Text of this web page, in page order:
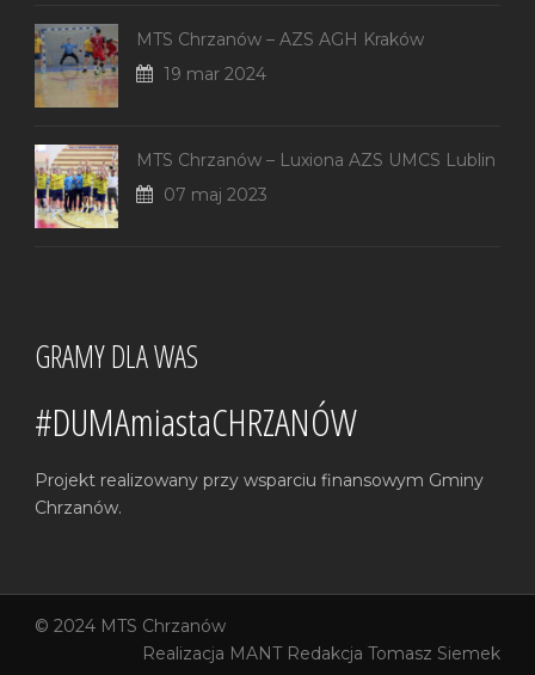
MTS Chrzanów – AZS AGH Kraków
19 mar 2024
MTS Chrzanów – Luxiona AZS UMCS Lublin
07 maj 2023
GRAMY DLA WAS
#DUMAmiastaCHRZANÓW
Projekt realizowany przy wsparciu finansowym Gminy
Chrzanów.
© 2024 MTS Chrzanów
Realizacja MANTRedakcja Tomasz Siemek